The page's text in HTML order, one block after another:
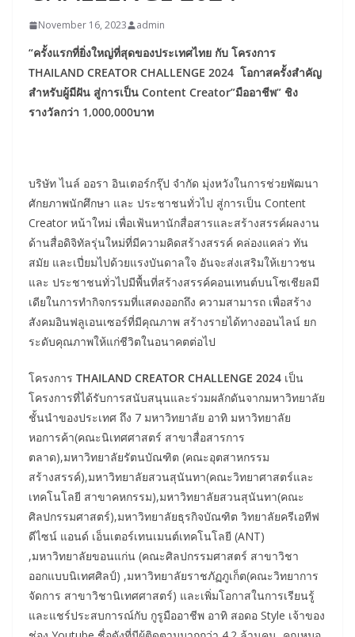
November 16, 2023 admin
“ครั้งแรกที่ยิ่งใหญ่ที่สุดของประเทศไทย กับ โครงการ
THAILAND CREATOR CHALLENGE 2024 โอกาสครั้งสำคัญ
สำหรับผู้มีฝัน สู่การเป็น Content Creator”มืออาชีพ” ชิง
รางวัลกว่า 1,000,000บาท
บริษัท ไนล์ ออรา อินเตอร์กรุ๊ป จำกัด มุ่งหวังในการช่วยพัฒนา
ศักยภาพนักศึกษา และ ประชาชนทั่วไป สู่การเป็น Content
Creator หน้าใหม่ เพื่อเฟ้นหานักสื่อสารและสร้างสรรค์ผลงาน
ด้านสื่อดิจิทัลรุ่นใหม่ที่มีความคิดสร้างสรรค์ คล่องแคล่ว ทัน
สมัย และเปี่ยมไปด้วยแรงบันดาลใจ อันจะส่งเสริมให้เยาวชน
และ ประชาชนทั่วไปมีพื้นที่สร้างสรรค์คอนเทนต์บนโซเชียลมี
เดียในการทำกิจกรรมที่แสดงออกถึง ความสามารถ เพื่อสร้าง
สังคมอินฟลูเอนเซอร์ที่มีคุณภาพ สร้างรายได้ทางออนไลน์ ยก
ระดับคุณภาพให้แก่ชีวิตในอนาคตต่อไป
โครงการ THAILAND CREATOR CHALLENGE 2024 เป็น
โครงการที่ได้รับการสนับสนุนและร่วมผลักดันจากมหาวิทยาลัย
ชั้นนำของประเทศ ถึง 7 มหาวิทยาลัย อาทิ มหาวิทยาลัย
หอการค้า(คณะนิเทศศาสตร์ สาขาสื่อสารการ
ตลาด),มหาวิทยาลัยรัตนบัณฑิต (คณะอุตสาหกรรม
สร้างสรรค์),มหาวิทยาลัยสวนสุนันทา(คณะวิทยาศาสตร์และ
เทคโนโลยี สาขาคหกรรม),มหาวิทยาลัยสวนสุนันทา(คณะ
ศิลปกรรมศาสตร์),มหาวิทยาลัยธุรกิจบัณฑิต วิทยาลัยครีเอทีฟ
ดีไซน์ แอนด์ เอ็นเตอร์เทนเมนต์เทคโนโลยี (ANT)
,มหาวิทยาลัยขอนแก่น (คณะศิลปกรรมศาสตร์ สาขาวิชา
ออกแบบนิเทศศิลป์) ,มหาวิทยาลัยราชภัฏภูเก็ต(คณะวิทยาการ
จัดการ สาขาวิชานิเทศศาสตร์) และเพิ่มโอกาสในการเรียนรู้
และแชร์ประสบการณ์กับ กูรูมืออาชีพ อาทิ สอดอ Style เจ้าของ